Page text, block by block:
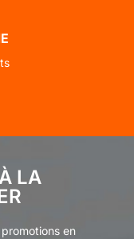
LA
en